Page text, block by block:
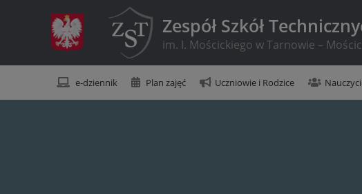
Zespół Szkół
im. I. Mościckiego w Tarnowie –
e-dziennik Plan zajęć Uczniowie i Rodzice